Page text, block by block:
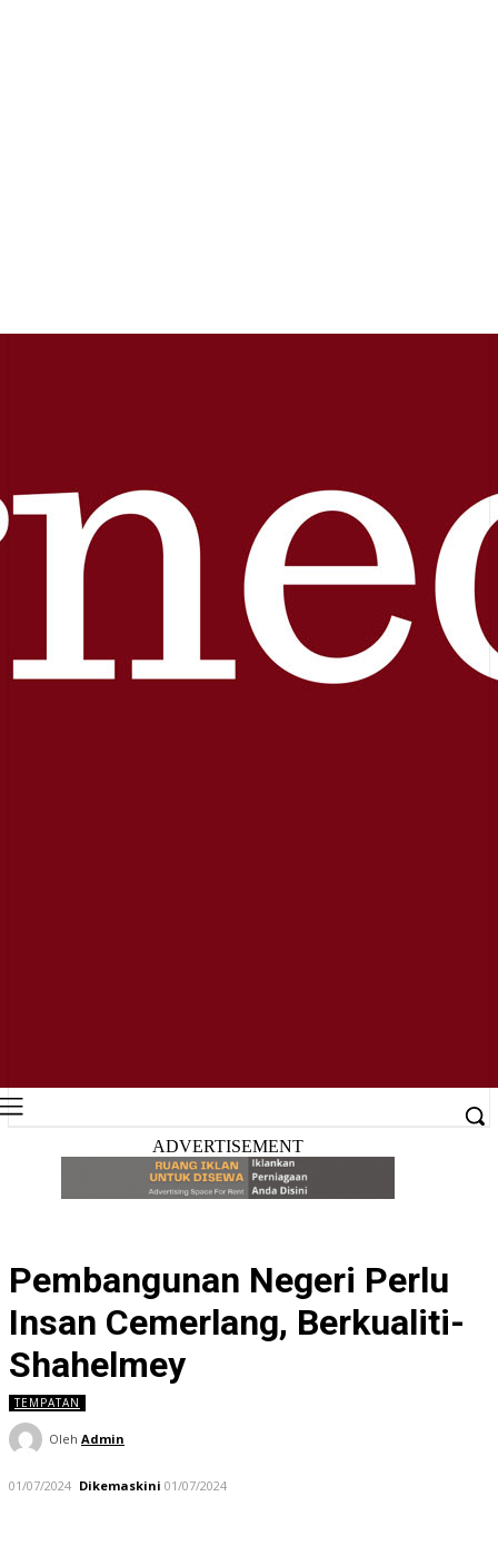
ADVERTISEMENT
Pembangunan Negeri Perlu
Insan Cemerlang, Berkualiti-
Shahelmey
TEMPATAN
Oleh Admin
01/07/2024 Dikemaskini 01/07/2024